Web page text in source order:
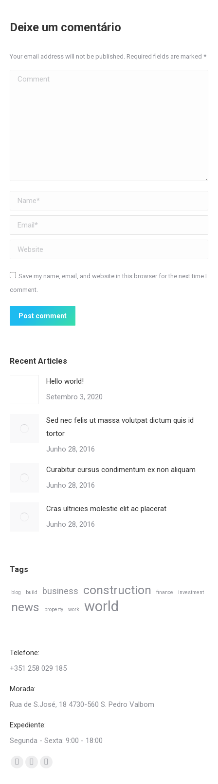
Deixe um comentário
Your email address will not be published. Required fields are marked *
Comment
Name *
Email *
Website
Save my name, email, and website in this browser for the next time I
comment.
Post comment
Recent Articles
Hello world!
Setembro 3, 2020
Sed nec felis ut massa volutpat dictum quis id
tortor
Junho 28, 2016
Curabitur cursus condimentum ex non aliquam
Junho 28, 2016
Cras ultricies molestie elit ac placerat
Junho 28, 2016
Tags
blog build business construction finance investment
news property work world
Telefone:
+351 258 029 185
Morada:
Rua de S.José, 18 4730-560 S. Pedro Valbom
Expediente:
Segunda - Sexta: 9:00 - 18:00
Find us on: